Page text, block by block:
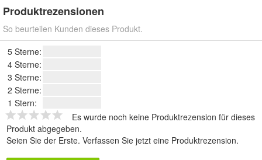
Produktrezensionen
So beurteilen Kunden dieses Produkt.
5 Sterne:
4 Sterne:
3 Sterne:
2 Sterne:
1 Stern:
Es wurde noch keine Produktrezension für dieses
Produkt abgegeben.
Seien Sie der Erste. Verfassen Sie jetzt eine Produktrezension.